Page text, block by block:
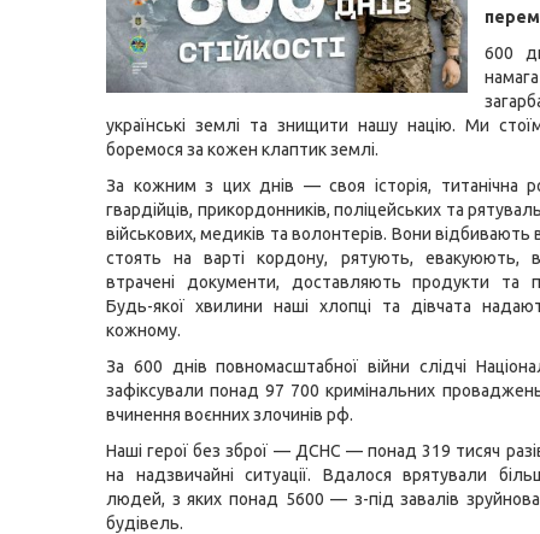
600
українські землі та знищити нашу націю. Ми
боремося за кожен клаптик землі.
За кожним з цих днів — своя історія, титанічна
гвардійців, прикордонників, поліцейських та
військових, медиків та волонтерів. Вони відбивають
стоять на варті кордону, рятують, евакуюють,
втрачені документи, доставляють продукти та
Будь-якої хвилини наші хлопці та дівчата
кожному.
За 600 днів повномасштабної війни слідчі
зафіксували понад 97 700 кримінальних
вчинення воєнних злочинів рф.
Наші герої без зброї — ДСНС — понад 319 тисяч
на надзвичайні ситуації. Вдалося врятували
людей, з яких понад 5600 — з-під завалів
будівель.